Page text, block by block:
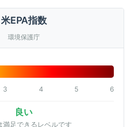
米EPA指数
環境保護庁
3 4 5 6
良い
満足できるレベルです